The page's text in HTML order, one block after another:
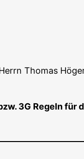
Tho­mas
3G Regeln